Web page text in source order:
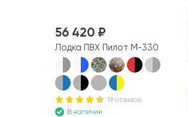
56 420 ₽
Лодка ПВХ Пилот М-330
19 отзывов
В наличии